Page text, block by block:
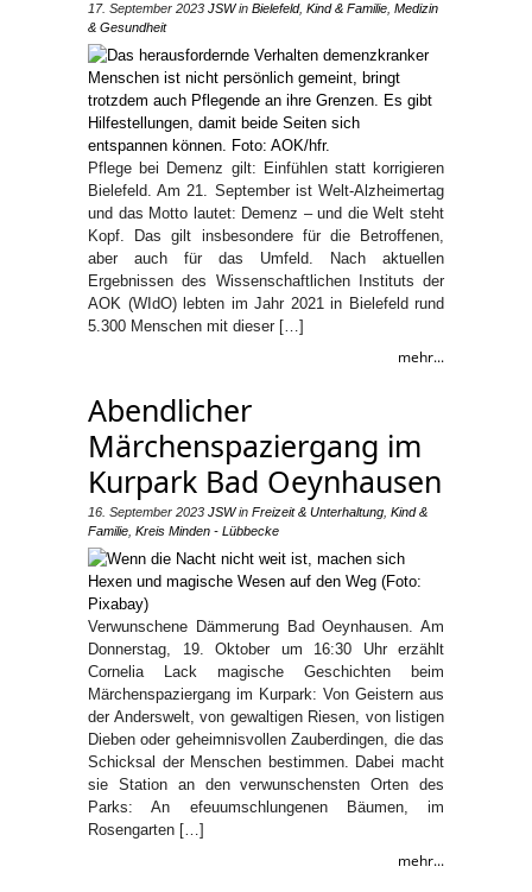
17. September 2023 JSWin Bielefeld, Kind & Familie Medizin
& Gesundheit
Pflege bei Demenz gilt: Einfühlen statt korrigieren
Bielefeld. Am 21. September ist Welt-Alzheimertag
und das Motto lautet: Demenz – und die Welt steht
Kopf. Das gilt insbesondere für die Betroffenen,
aber auch für das Umfeld. Nach aktuellen
Ergebnissen des Wissenschaftlichen Instituts der
AOK (WIdO) lebten im Jahr 2021 in Bielefeld rund
5.300 Menschen mit dieser […]
mehr...
Abendlicher
Märchenspaziergang im
Kurpark Bad Oeynhausen
16. September 2023 JSWin Freizeit & Unterhaltung Kind &
Familie Kreis Minden - Lübbecke
Verwunschene Dämmerung Bad Oeynhausen. Am
Donnerstag, 19. Oktober um 16:30 Uhr erzählt
Cornelia Lack magische Geschichten beim
Märchenspaziergang im Kurpark: Von Geistern aus
der Anderswelt, von gewaltigen Riesen, von listigen
Dieben oder geheimnisvollen Zauberdingen, die das
Schicksal der Menschen bestimmen. Dabei macht
sie Station an den verwunschensten Orten des
Parks: An efeuumschlungenen Bäumen, im
Rosengarten […]
mehr...